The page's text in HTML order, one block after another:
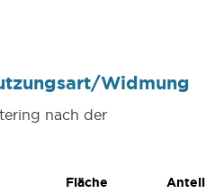
Widmung
nach der
Fläche
Anteil